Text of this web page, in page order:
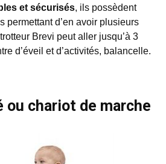
et sécurisés, ils possèdent
permettant d’en avoir plusieurs
Brevi peut aller jusqu’à 3
d’éveil et d’activités, balancelle.
ou chariot de marche